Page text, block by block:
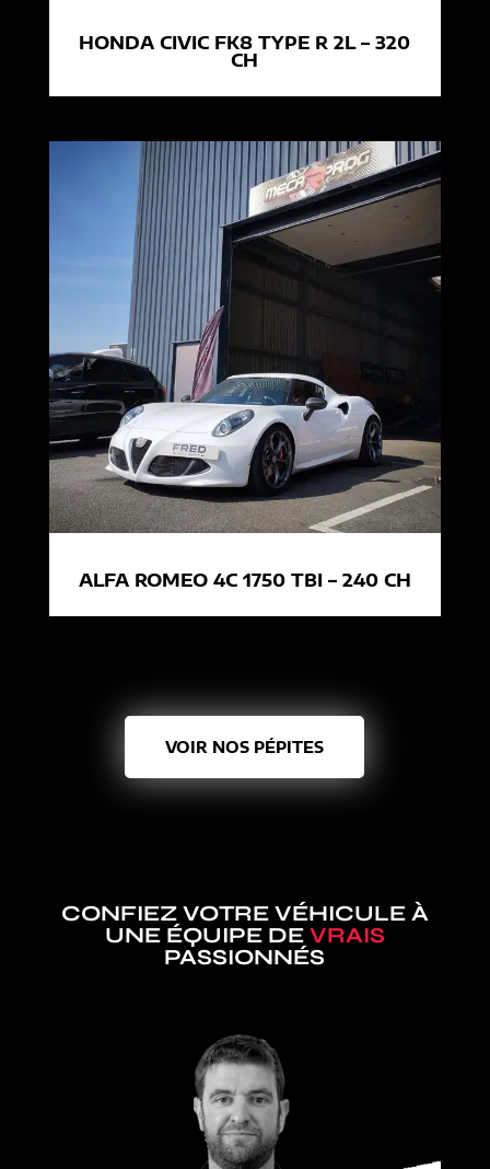
HONDA CIVIC FK8 TYPE R 2L – 320
CH
ALFA ROMEO 4C 1750 TBI – 240 CH
VOIR NOS PÉPITES
CONFIEZ VOTRE VÉHICULE À
UNE ÉQUIPE DE VRAIS
PASSIONNÉS